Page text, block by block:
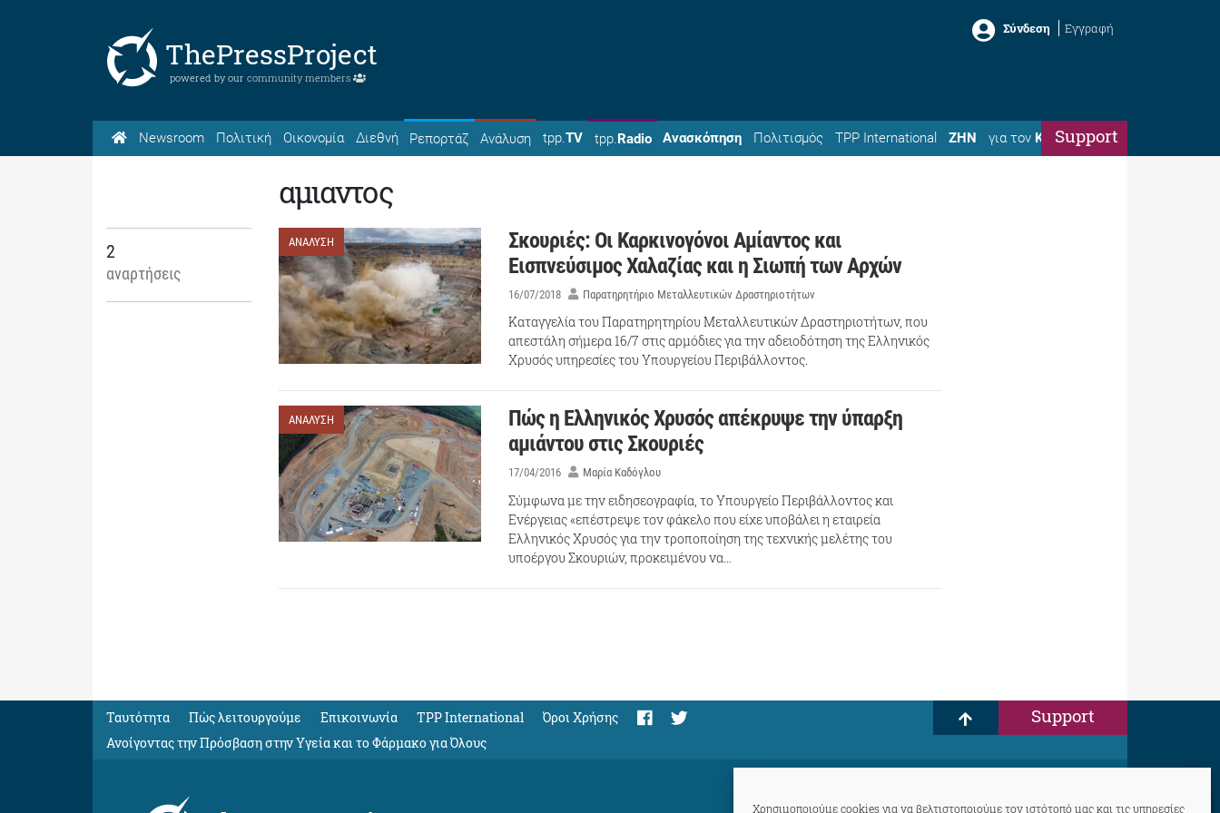
Χρησιμοποιούμε cookies για να βελτιστοποιούμε τον ιστότοπό μας και τις υπηρεσίες
ThePressProject
powered by our community members
Σύνδεση Εγγραφή
Newsroom Πολιτική Οικονομία Διεθνή Ρεπορτάζ Ανάλυση tpp.TV tpp.Radio Ανασκόπηση Πολιτισμός TPP International ΖΗΝ για τον ΚώσταSupport
αμιαντος
2
αναρτήσεις
ΑΝΑΛΥΣΗ
Σκουριές: Οι Καρκινογόνοι Αμίαντος και
Εισπνεύσιμος Χαλαζίας και η Σιωπή των Αρχών
16/07/2018 Παρατηρητήριο Μεταλλευτικών Δραστηριοτήτων
Καταγγελία του Παρατηρητηρίου Μεταλλευτικών Δραστηριοτήτων, που
απεστάλη σήμερα 16/7 στις αρμόδιες για την αδειοδότηση της Ελληνικός
Χρυσός υπηρεσίες του Υπουργείου Περιβάλλοντος.
ΑΝΑΛΥΣΗ
Πώς η Ελληνικός Χρυσός απέκρυψε την ύπαρξη
αμιάντου στις Σκουριές
17/04/2016 Μαρία Καδόγλου
Σύμφωνα με την ειδησεογραφία, το Υπουργείο Περιβάλλοντος και
Ενέργειας «επέστρεψε τον φάκελο που είχε υποβάλει η εταιρεία
Ελληνικός Χρυσός για την τροποποίηση της τεχνικής μελέτης του
υποέργου Σκουριών, προκειμένου να…
Ταυτότητα Πώς λειτουργούμε Eπικοινωνία TPP International
Όροι Χρήσης
Ανοίγοντας την Πρόσβαση στην Υγεία και το Φάρμακο για Όλους
Support